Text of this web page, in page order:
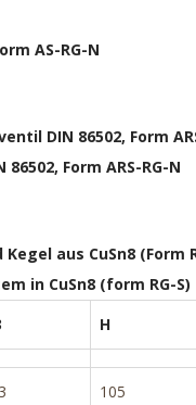
AS-RG-N
DIN 86502, Form
Form ARS-RG-N
aus CuSn8 (Form
in CuSn8 (form RG-S)
H
105